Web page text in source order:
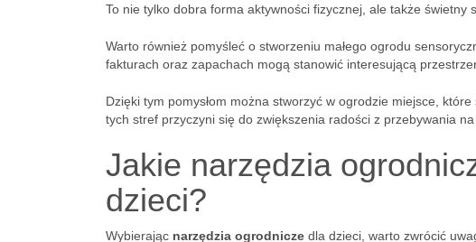
To nie tylko dobra forma aktywności fizycznej, ale także świetny
Warto również pomyśleć o stworzeniu małego ogrodu
fakturach oraz zapachach mogą stanowić interesującą
Dzięki tym pomysłom można stworzyć w ogrodzie miejsce,
tych stref przyczyni się do zwiększenia radości z przebywania
Jakie narzędzia
dzieci?
Wybierając narzędzia ogrodnicze dla dzieci, warto zwrócić